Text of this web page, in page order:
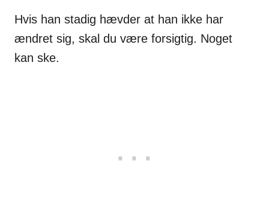
Hvis han stadig hævder at han ikke har
ændret sig, skal du være forsigtig. Noget
kan ske.